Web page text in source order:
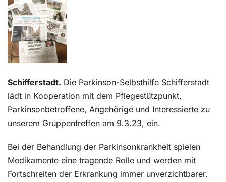
Schifferstadt. Die Parkinson-Selbsthilfe Schifferstadt
lädt in Kooperation mit dem Pflegestützpunkt,
Parkinsonbetroffene, Angehörige und Interessierte zu
unserem Gruppentreffen am 9.3.23, ein.
Bei der Behandlung der Parkinsonkrankheit spielen
Medikamente eine tragende Rolle und werden mit
Fortschreiten der Erkrankung immer unverzichtbarer.